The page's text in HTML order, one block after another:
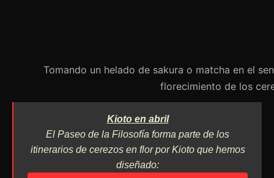
Tomando un helado de sakura o matcha en el
florecimiento de los
Kioto en abril
El Paseo de la Filosofía forma parte de los
itinerarios de cerezos en flor por Kioto que hemos
diseñado: